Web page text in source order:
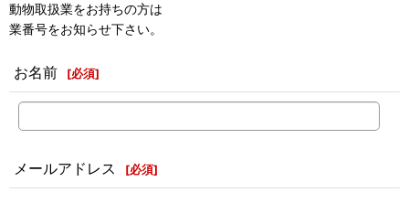
動物取扱業をお持ちの方は
業番号をお知らせ下さい。
お名前 [必須]
メールアドレス [必須]